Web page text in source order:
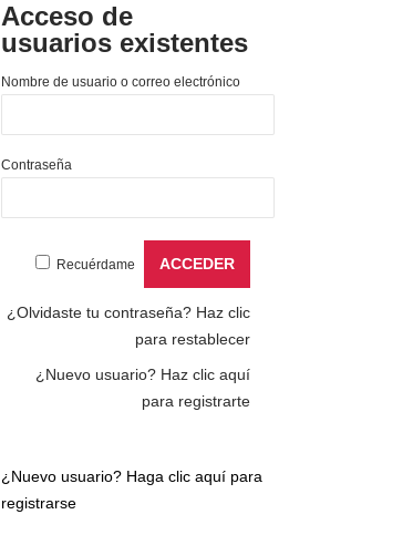
Acceso de
usuarios existentes
Nombre de usuario o correo electrónico
Contraseña
Recuérdame
¿Olvidaste tu contraseña? Haz clic
para restablecer
¿Nuevo usuario? Haz clic aquí
para registrarte
¿Nuevo usuario? Haga clic aquí para
registrarse